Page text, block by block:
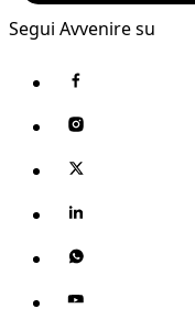
Segui Avvenire su